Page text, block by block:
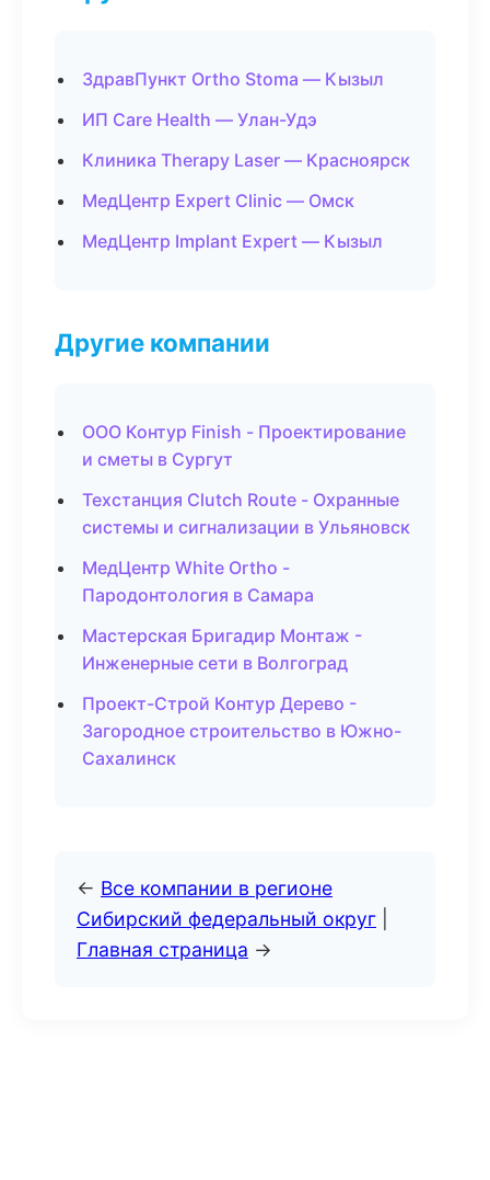
ЗдравПункт Ortho Stoma — Кызыл
ИП Care Health — Улан-Удэ
Клиника Therapy Laser — Красноярск
МедЦентр Expert Clinic — Омск
МедЦентр Implant Expert — Кызыл
Другие компании
ООО Контур Finish - Проектирование
и сметы в Сургут
Техстанция Clutch Route - Охранные
системы и сигнализации в Ульяновск
МедЦентр White Ortho -
Пародонтология в Самара
Мастерская Бригадир Монтаж -
Инженерные сети в Волгоград
Проект-Строй Контур Дерево -
Загородное строительство в Южно-
Сахалинск
← Все компании в регионе
Сибирский федеральный округ
Главная страница →